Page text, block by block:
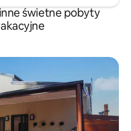
świetne pobyty
Wybór gości